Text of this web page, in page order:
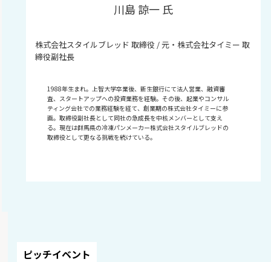
川島 諒一 氏
株式会社スタイルブレッド 取締役 / 元・株式会社タイミー 取
締役副社長
1988年生まれ。上智大学卒業後、新生銀行にて法人営業、融資審
査、スタートアップへの投資業務を経験。その後、起業やコンサル
ティング会社での業務経験を経て、創業期の株式会社タイミーに参
画。取締役副社長として同社の急成長を中核メンバーとして支え
る。現在は群馬県の冷凍パンメーカー株式会社スタイルブレッドの
取締役として更なる挑戦を続けている。
ピッチイベント